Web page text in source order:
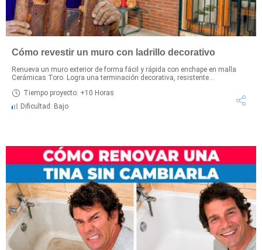
Cómo revestir un muro con ladrillo decorativo
Renueva un muro exterior de forma fácil y rápida con enchape en malla
Cerámicas Toro. Logra una terminación decorativa, resistente...
Tiempo proyecto: +10 Horas
Dificultad: Bajo